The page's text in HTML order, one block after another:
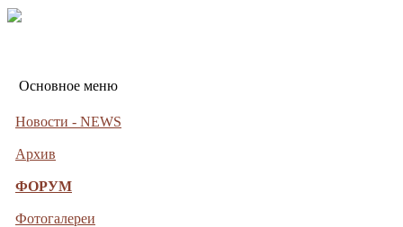
Основное меню
Новости - NEWS
Архив
ФОРУМ
Фотогалереи